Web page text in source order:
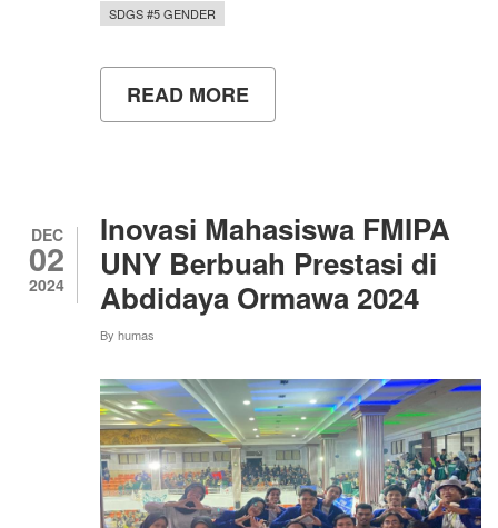
SDGS #5 GENDER
READ MORE
LULUS
NURULLAILIYAH
KINI
BERHASIL
MERAIH
GELAR
MAGISTER
PRESTASI
DEC
02
2024
Inovasi Mahasiswa FMIPA
UNY Berbuah Prestasi di
Abdidaya Ormawa 2024
By humas